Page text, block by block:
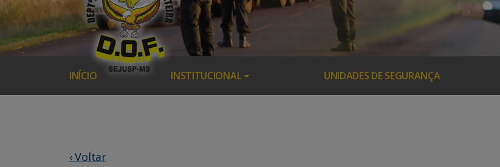
INÍCIO INSTITUCIONAL UNIDADES DE SEGURANÇA
‹ Voltar